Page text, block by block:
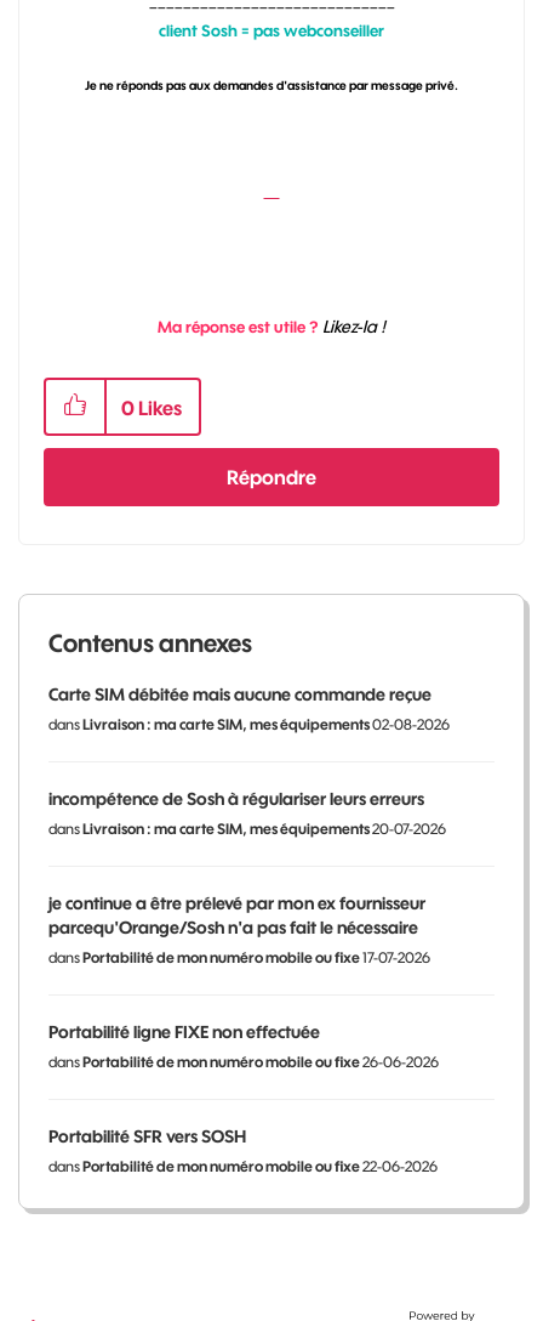
client Sosh = pas webconseiller
Je ne réponds pas aux demandes d'assistance par message privé.
Ma réponse est utile ? Likez-la !
0 Likes
Répondre
Contenus annexes
Carte SIM débitée mais aucune commande reçue
dansLivraison : ma carte SIM, mes équipements02-08-2026
incompétence de Sosh à régulariser leurs erreurs
dansLivraison : ma carte SIM, mes équipements20-07-2026
je continue a être prélevé par mon ex fournisseur
parcequ'Orange/Sosh n'a pas fait le nécessaire
dansPortabilité de mon numéro mobile ou fixe17-07-2026
Portabilité ligne FIXE non effectuée
dansPortabilité de mon numéro mobile ou fixe26-06-2026
Portabilité SFR vers SOSH
dansPortabilité de mon numéro mobile ou fixe22-06-2026